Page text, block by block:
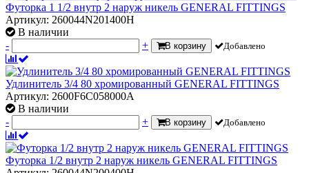
Футорка 1 1/2 внутр 2 наруж никель GENERAL FITTINGS
Артикул: 260044N201400H
В наличии
-
+ В корзину Добавлено
Удлинитель 3/4 80 хромированный GENERAL FITTINGS
Артикул: 2600F6C058000A
В наличии
-
+ В корзину Добавлено
Футорка 1/2 внутр 2 наруж никель GENERAL FITTINGS